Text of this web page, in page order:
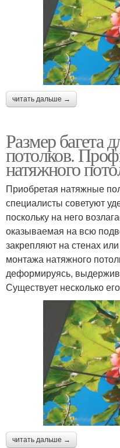
читать дальше →
Размер багета
потолков.
натяжного
Приобретая натяжные
специалисты советуют
поскольку на него
оказываемая на всю
закрепляют на стенах
монтажа натяжного
деформируясь,
Существует несколько
читать дальше →